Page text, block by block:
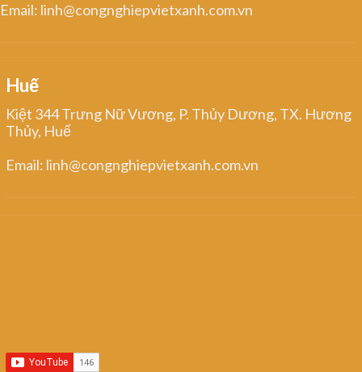
Email: linh@congnghiepvietxanh.com.vn
Huế
Kiệt 344 Trưng Nữ Vương, P. Thủy Dương, TX. Hương
Thủy, Huế
Email: linh@congnghiepvietxanh.com.vn